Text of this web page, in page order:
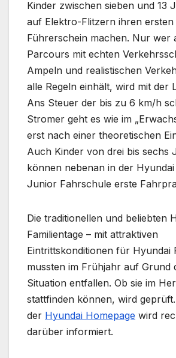
Kinder zwischen sieben und 13
auf Elektro-Flitzern ihren ersten
Führerschein machen. Nur wer
Parcours mit echten
Ampeln und realistischen
alle Regeln einhält, wird mit der
Ans Steuer der bis zu 6 km/h
Stromer geht es wie im
erst nach einer theoretischen
Auch Kinder von drei bis sechs
können nebenan in der Hyundai
Junior Fahrschule erste
Die traditionellen und beliebten
Familientage – mit attraktiven
Eintrittskonditionen für Hyundai
mussten im Frühjahr auf Grund
Situation entfallen. Ob sie im
stattfinden können, wird
der Hyundai Homepage wird
darüber informiert.